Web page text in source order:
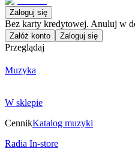
Zaloguj się
Bez karty kredytowej. Anuluj w
Załóż konto Zaloguj się
Przeglądaj
Muzyka
W sklepie
CennikKatalog muzyki
Radia In-store